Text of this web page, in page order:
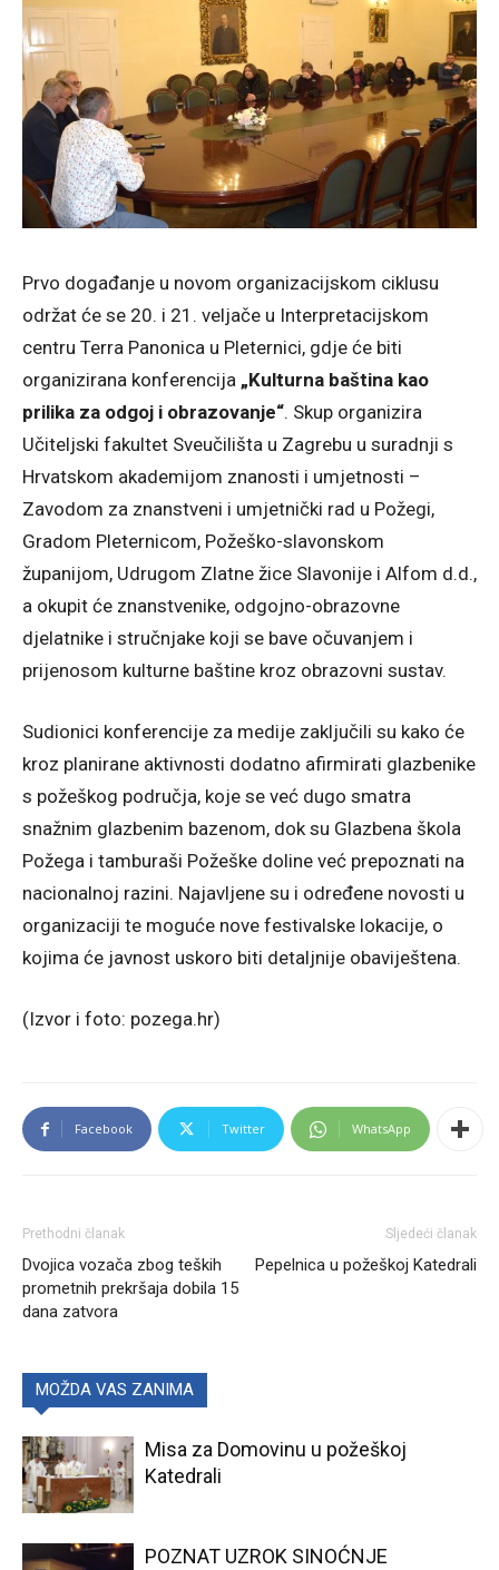
Prvo događanje u novom organizacijskom ciklusu
održat će se 20. i 21. veljače u Interpretacijskom
centru Terra Panonica u Pleternici, gdje će biti
organizirana konferencija „Kulturna baština kao
prilika za odgoj i obrazovanje“. Skup organizira
Učiteljski fakultet Sveučilišta u Zagrebu u suradnji s
Hrvatskom akademijom znanosti i umjetnosti –
Zavodom za znanstveni i umjetnički rad u Požegi,
Gradom Pleternicom, Požeško-slavonskom
županijom, Udrugom Zlatne žice Slavonije i Alfom d.d.,
a okupit će znanstvenike, odgojno-obrazovne
djelatnike i stručnjake koji se bave očuvanjem i
prijenosom kulturne baštine kroz obrazovni sustav.
Sudionici konferencije za medije zaključili su kako će
kroz planirane aktivnosti dodatno afirmirati glazbenike
s požeškog područja, koje se već dugo smatra
snažnim glazbenim bazenom, dok su Glazbena škola
Požega i tamburaši Požeške doline već prepoznati na
nacionalnoj razini. Najavljene su i određene novosti u
organizaciji te moguće nove festivalske lokacije, o
kojima će javnost uskoro biti detaljnije obaviještena.
(Izvor i foto: pozega.hr)
Facebook Twitter WhatsApp
Prethodni članak
Dvojica vozača zbog teških
prometnih prekršaja dobila 15
dana zatvora
Sljedeći članak
Pepelnica u požeškoj Katedrali
MOŽDA VAS ZANIMA
Misa za Domovinu u požeškoj
Katedrali
POZNAT UZROK SINOĆNJE